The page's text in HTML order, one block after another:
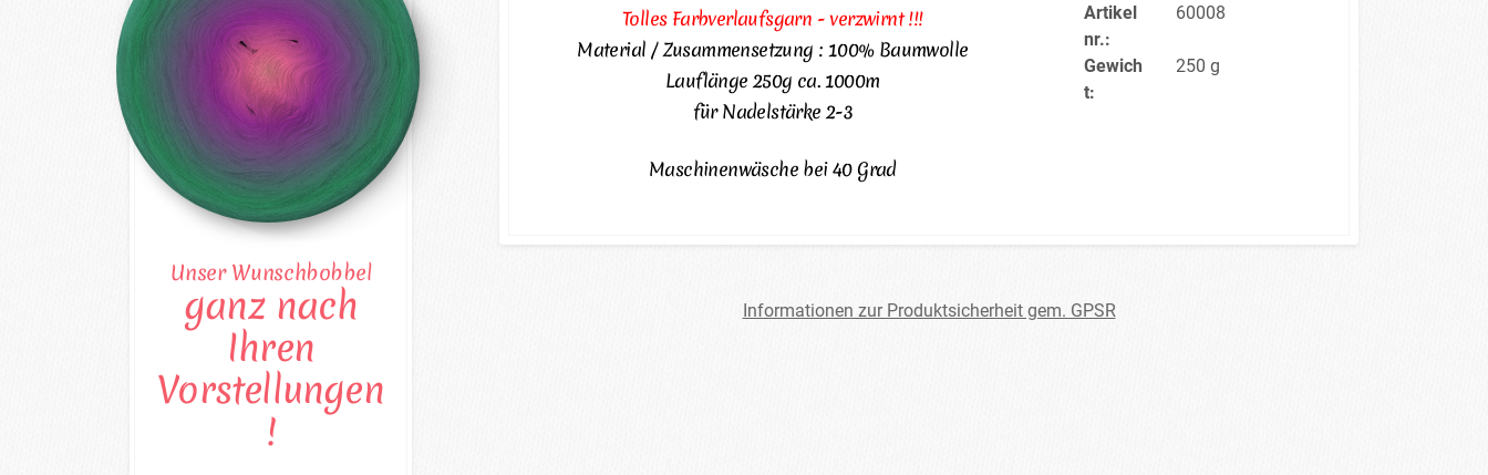
Unser Wunschbobbel
ganz nach
Ihren
Vorstellungen
!
Tolles Farbverlaufsgarn - verzwirnt !!!
Material / Zusammensetzung : 100% Baumwolle
Lauflänge 250g ca. 1000m
für Nadelstärke 2-3
Maschinenwäsche bei 40 Grad
Artikel
nr.:
60008
Gewich
t:
250 g
Informationen zur Produktsicherheit gem. GPSR